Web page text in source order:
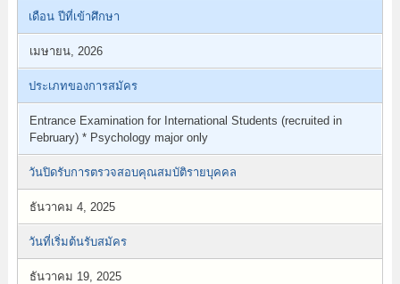
เดือน ปีที่เข้าศึกษา
เมษายน, 2026
ประเภทของการสมัคร
Entrance Examination for International Students (recruited in
February) * Psychology major only
วันปิดรับการตรวจสอบคุณสมบัติรายบุคคล
ธันวาคม 4, 2025
วันที่เริ่มต้นรับสมัคร
ธันวาคม 19, 2025